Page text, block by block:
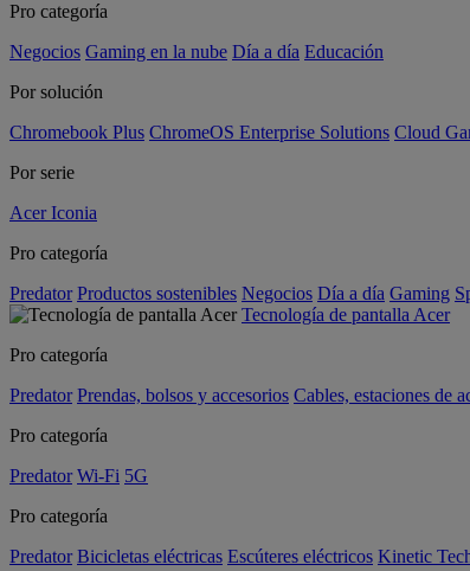
Pro categoría
Negocios Gaming en la nube Día a día Educación
Por solución
Chromebook Plus ChromeOS Enterprise Solutions Cloud
Por serie
Acer Iconia
Pro categoría
Predator Productos sostenibles Negocios Día a día Gaming
Tecnología de pantalla Acer
Pro categoría
Predator Prendas, bolsos y accesorios Cables, estaciones de
Pro categoría
Predator Wi-Fi 5G
Pro categoría
Predator Bicicletas eléctricas Escúteres eléctricos Kinetic